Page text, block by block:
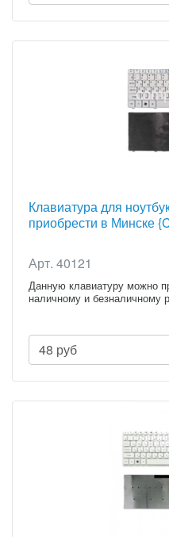
Клавиатура для
приобрести в Минске
Арт. 40121
Данную клавиатуру можно
наличному и безналичному
48 руб